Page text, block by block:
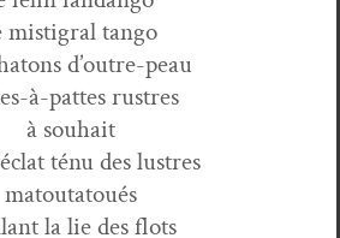
mist­i­gral tango
d’outre-peau
à-pattes rustres
à souhait
ténu des lustres
matoutatoués
la lie des flots